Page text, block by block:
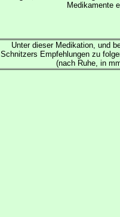
Medikamente
Unter dieser Medikation, und
Schnitzers Empfehlungen zu
(nach Ruhe, in